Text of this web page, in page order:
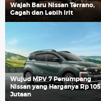
Wajah Baru Nissan Terrano,
Gagah dan Lebih Irit
Wujud MPV 7 Penumpang
Nissan yang Harganya Rp 105
Jutaan